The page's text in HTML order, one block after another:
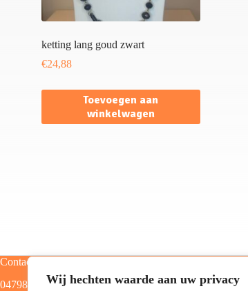
Wij hechten waarde aan uw privacy
ketting lang goud zwart
€24,88
Toevoegen aan
winkelwagen
Contact
0479805129
Home